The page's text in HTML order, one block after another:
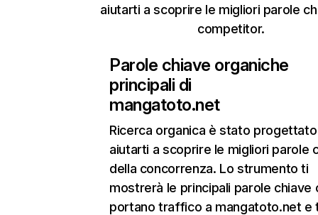
aiutarti a scoprire le migliori parole
competitor.
Parole chiave organiche
principali di
mangatoto.net
Ricerca organica è stato
aiutarti a scoprire le migliori parole
della concorrenza. Lo strumento ti
mostrerà le principali parole chiave
portano traffico a mangatoto.net e